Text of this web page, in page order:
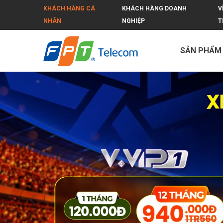
KHÁCH HÀNG CÁ
NHÂN
KHÁCH HÀNG DOANH
NGHIỆP
SẢN PHẨM
FPT Hoà Bình